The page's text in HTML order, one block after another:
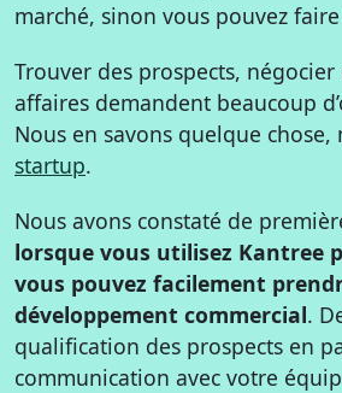
marché, sinon vous pouvez
Trouver des prospects,
affaires demandent beaucoup
Nous en savons quelque chose,
startup.
Nous avons constaté de
lorsque vous utilisez Kantree
vous pouvez facilement
développement commercial.
qualification des prospects en
communication avec votre